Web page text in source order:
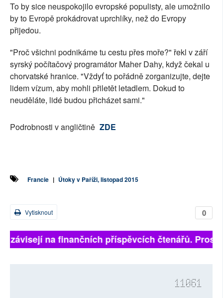
To by sice neuspokojilo evropské populisty, ale umožnilo
by to Evropě prokádrovat uprchlíky, než do Evropy
přijedou.
"Proč všichni podnikáme tu cestu přes moře?" řekl v září
syrský počítačový programátor Maher Dahy, když čekal u
chorvatské hranice. "Vždyť to pořádně zorganizujte, dejte
lidem vízum, aby mohli přiletět letadlem. Dokud to
neuděláte, lidé budou přicházet sami."
Podrobnosti v angličtině ZDE
Francie | Útoky v Paříži, listopad 2015
0
Vytisknout
závisejí na finančních příspěvcích čtenářů.
11061